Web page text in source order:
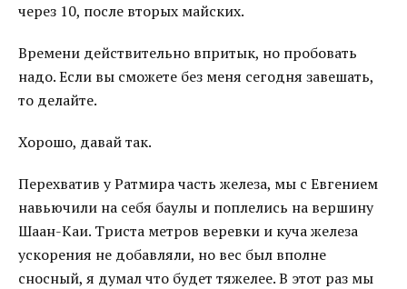
через 10, после вторых майских.
Времени действительно впритык, но пробовать
надо. Если вы сможете без меня сегодня завешать,
то делайте.
Хорошо, давай так.
Перехватив у Ратмира часть железа, мы с Евгением
навьючили на себя баулы и поплелись на вершину
Шаан-Каи. Триста метров веревки и куча железа
ускорения не добавляли, но вес был вполне
сносный, я думал что будет тяжелее. В этот раз мы